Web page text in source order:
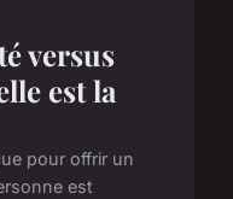
versus
est la
pour offrir un
est